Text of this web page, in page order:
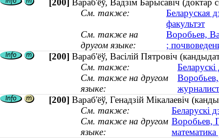
[200] Вараб'ёў, Вадзім Барысавіч (доктар
См. также:
Беларуская
факультэт
См. также на
другом языке:
Воробьев,
;
[200] Вараб'ёў, Васілій Пятровіч
См. также:
См. также на другом
языке:
[200] Вараб'ёў, Генадзій Мікалаевіч
См. также:
Беларускі
См. также на другом
языке:
Воробьев,